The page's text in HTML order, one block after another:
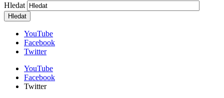
Hledat
YouTube
Facebook
Twitter
YouTube
Facebook
Twitter